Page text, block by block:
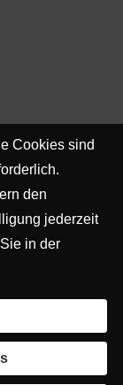
Cookies sind
den
jederzeit
in der